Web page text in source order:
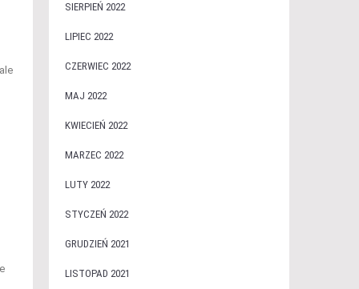
SIERPIEŃ 2022
LIPIEC 2022
CZERWIEC 2022
MAJ 2022
KWIECIEŃ 2022
MARZEC 2022
LUTY 2022
STYCZEŃ 2022
GRUDZIEŃ 2021
LISTOPAD 2021